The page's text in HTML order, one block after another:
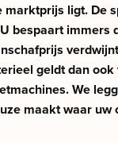
ligt. De
bespaart immers
geldt dan
We
maakt waar